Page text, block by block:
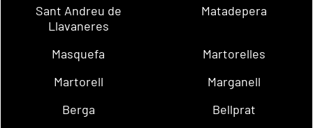
Sant Andreu de
Llavaneres
Matadepera
Masquefa
Martorelles
Martorell
Marganell
Berga
Bellprat